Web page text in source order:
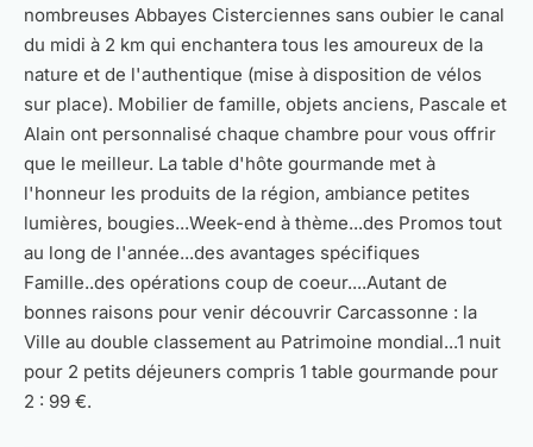
nombreuses Abbayes Cisterciennes sans oubier le canal
du midi à 2 km qui enchantera tous les amoureux de la
nature et de l'authentique (mise à disposition de vélos
sur place). Mobilier de famille, objets anciens, Pascale et
Alain ont personnalisé chaque chambre pour vous offrir
que le meilleur. La table d'hôte gourmande met à
l'honneur les produits de la région, ambiance petites
lumières, bougies...Week-end à thème...des Promos tout
au long de l'année...des avantages spécifiques
Famille..des opérations coup de coeur....Autant de
bonnes raisons pour venir découvrir Carcassonne : la
Ville au double classement au Patrimoine mondial...1 nuit
pour 2 petits déjeuners compris 1 table gourmande pour
2 : 99 €.